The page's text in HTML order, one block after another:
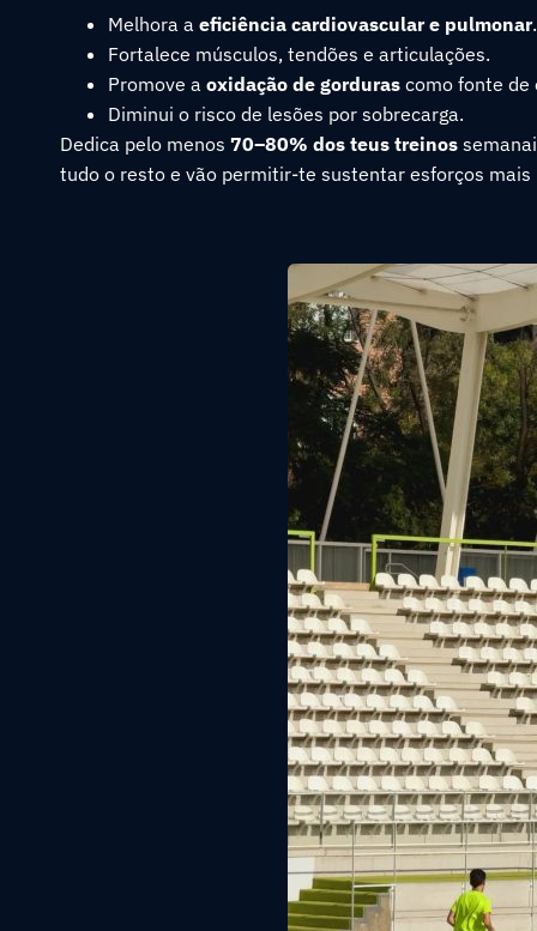
Melhora a eficiência cardiovascular e pulmonar.
Fortalece músculos, tendões e articulações.
Promove a oxidação de gorduras como fonte de
Diminui o risco de lesões por sobrecarga.
Dedica pelo menos 70–80% dos teus treinos
tudo o resto e vão permitir-te sustentar esforços